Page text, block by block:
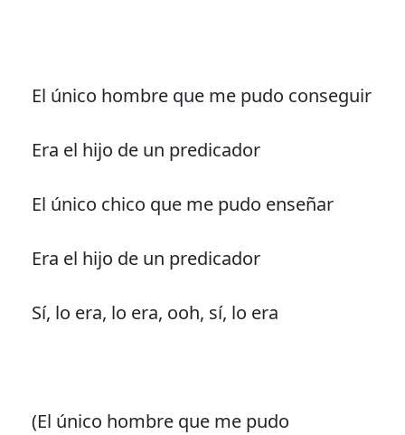
El único hombre que me pudo conseguir
Era el hijo de un predicador
El único chico que me pudo enseñar
Era el hijo de un predicador
Sí, lo era, lo era, ooh, sí, lo era
(El único hombre que me pudo